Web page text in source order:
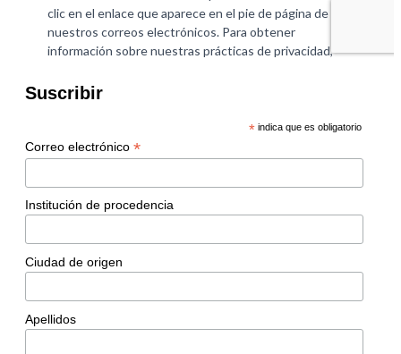
Suscribir
* indica que es obligatorio
Correo electrónico *
Institución de procedencia
Ciudad de origen
Apellidos